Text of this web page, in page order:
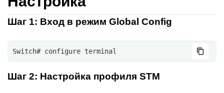
Шаг 1: Вход в режим Global Config
Switch# configure terminal
Шаг 2: Настройка профиля STM